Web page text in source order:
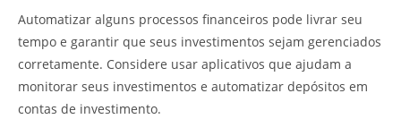
Automatizar alguns processos financeiros pode livrar seu
tempo e garantir que seus investimentos sejam gerenciados
corretamente. Considere usar aplicativos que ajudam a
monitorar seus investimentos e automatizar depósitos em
contas de investimento.